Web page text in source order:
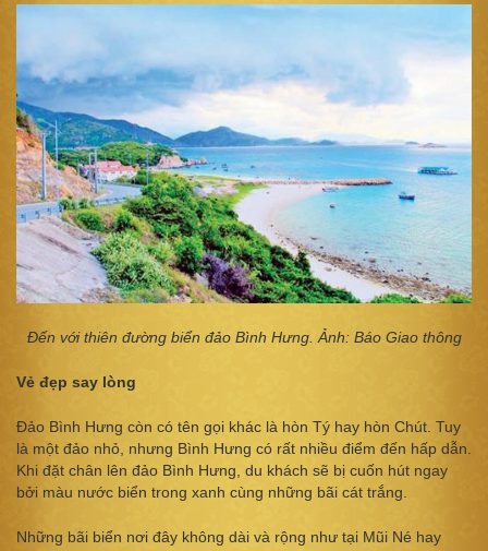
Đến với thiên đường biển đảo Bình Hưng. Ảnh: Báo Giao thông
Vẻ đẹp say lòng
Đảo Bình Hưng còn có tên gọi khác là hòn Tý hay hòn Chút. Tuy
là một đảo nhỏ, nhưng Bình Hưng có rất nhiều điểm đến hấp dẫn.
Khi đặt chân lên đảo Bình Hưng, du khách sẽ bị cuốn hút ngay
bởi màu nước biển trong xanh cùng những bãi cát trắng.
Những bãi biển nơi đây không dài và rộng như tại Mũi Né hay